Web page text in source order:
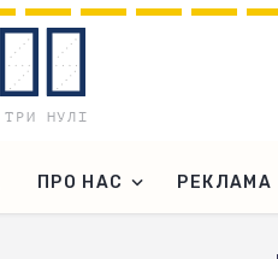
ПРО НАС РЕКЛАМА